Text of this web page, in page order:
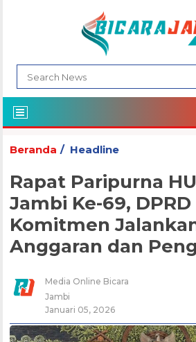
Beranda Headline
Rapat Paripurna
Jambi Ke-69,
Komitmen
Anggaran dan
Media Online Bicara
Jambi
Januari 05, 2026